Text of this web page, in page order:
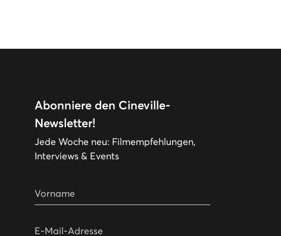
Abonniere den Cineville-
Newsletter!
Jede Woche neu: Filmempfehlungen,
Interviews & Events
Vorname
E-Mail-Adresse